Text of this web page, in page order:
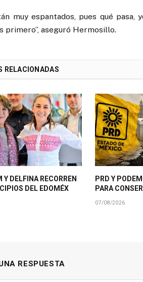
muy espantados, pues qué
primero”, aseguró Hermosillo.
RELACIONADAS
DELFINA RECORREN
DEL EDOMÉX
PRD Y
PARA
07/08/2026
RESPUESTA